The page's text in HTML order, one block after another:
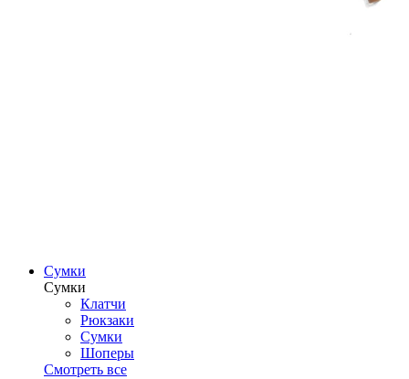
Сумки
Сумки
Клатчи
Рюкзаки
Сумки
Шоперы
Смотреть все